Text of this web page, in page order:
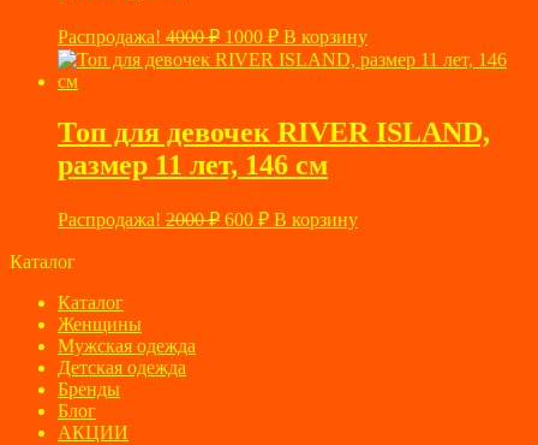
Распродажа! 4000₽ Первоначальная
цена
1000 ₽Текущая
цена:
В корзину
Топ для девочек RIVER ISLAND,
размер 11 лет, 146 см
Распродажа! 2000₽ Первоначальная
600 ₽Текущая
цена:
В корзину
Каталог
Каталог
Женщины
Мужская одежда
Детская одежда
Бренды
Блог
АКЦИИ